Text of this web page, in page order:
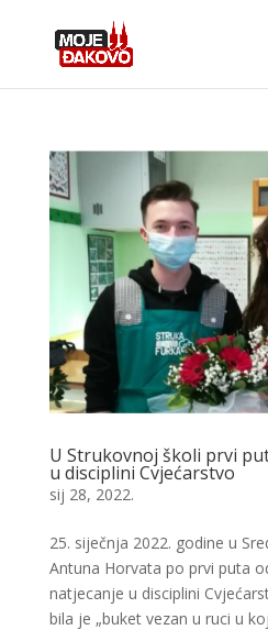
U Strukovnoj školi prvi
u disciplini Cvjećarstvo
sij 28, 2022.
25. siječnja 2022. godine u
Antuna Horvata po prvi puta
natjecanje u disciplini
bila je „buket vezan u ruci u